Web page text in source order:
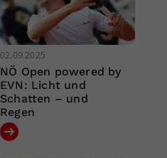
02.09.2025
NÖ Open powered by
EVN: Licht und
Schatten – und
Regen